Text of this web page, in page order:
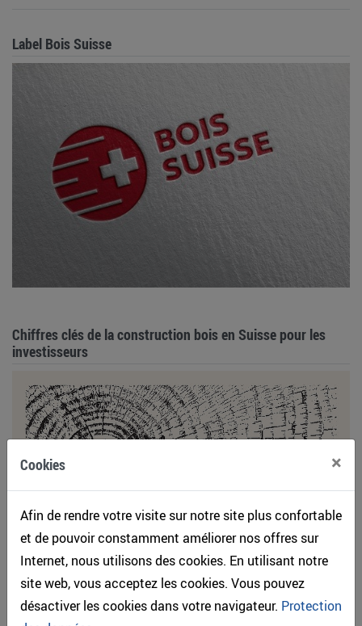
Cookies ×
Afin de rendre votre visite sur notre site plus confortable
et de pouvoir constamment améliorer nos offres sur
Internet, nous utilisons des cookies. En utilisant notre
site web, vous acceptez les cookies. Vous pouvez
désactiver les cookies dans votre navigateur. Protection
Label Bois Suisse
Chiffres clés de la construction bois en Suisse pour les
investisseurs